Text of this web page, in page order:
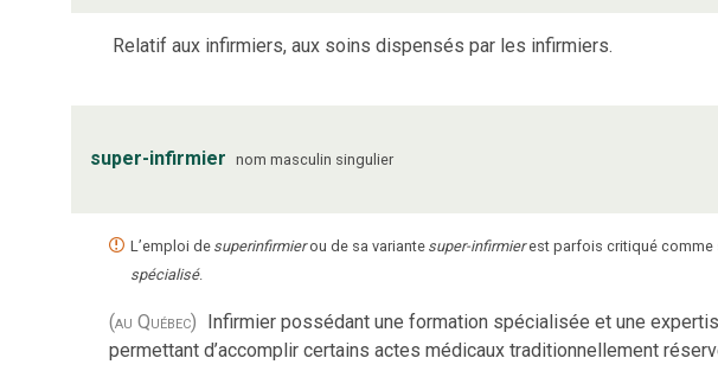
Relatif aux infirmiers, aux soins dispensés par les infirmiers.
super-infirmier nom masculin singulier
L’emploi de superinfirmierou de sa variante super-infirmierest parfois critiqué comme
spécialisé.
(au Québec) Infirmier possédant une formation spécialisée et une
permettant d’accomplir certains actes médicaux traditionnellement